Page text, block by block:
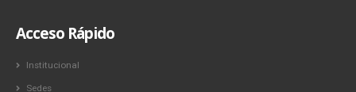
Acceso Rápido
Institucional
Sedes